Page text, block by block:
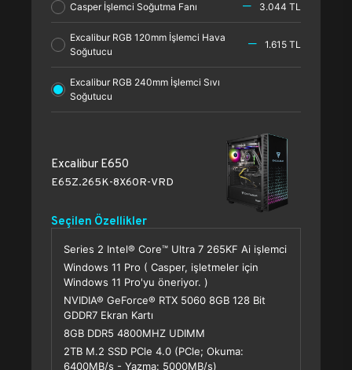
Casper İşlemci Soğutma Fanı 3.044 TL
Excalibur RGB 120mm İşlemci Hava
Soğutucu
1.615 TL
Excalibur RGB 240mm İşlemci Sıvı
Soğutucu
Excalibur E650
E65Z.265K-8X60R-VRD
Seçilen Özellikler
Series 2 Intel® Core™ Ultra 7 265KF Ai işlemci
Windows 11 Pro ( Casper, işletmeler için
Windows 11 Pro'yu öneriyor. )
NVIDIA® GeForce® RTX 5060 8GB 128 Bit
GDDR7 Ekran Kartı
8GB DDR5 4800MHZ UDIMM
2TB M.2 SSD PCle 4.0 (PCle; Okuma:
6400MB/s - Yazma: 5000MB/s)